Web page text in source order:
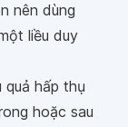
nên dùng
liều duy
hấp thụ
hoặc sau